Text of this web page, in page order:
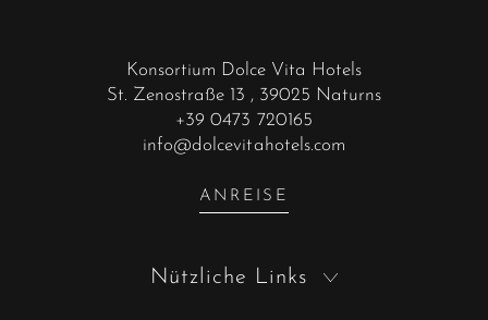
Konsortium Dolce Vita Hotels
St. Zenostraße 13 , 39025 Naturns
+39 0473 720165
info@dolcevitahotels.com
ANREISE
Nützliche Links